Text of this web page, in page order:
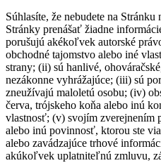
Súhlasíte, že nebudete na
Stránky prenášať žiadne
porušujú akékoľvek autorské
obchodné tajomstvo alebo iné
strany; (ii) sú hanlivé,
nezákonne vyhrážajúce; (iii) sú
zneužívajú maloletú osobu; (iv)
červa, trójskeho koňa alebo inú
vlastnosť; (v) svojím zverejnením
alebo inú povinnosť, ktorou ste
alebo zavádzajúce trhové
akúkoľvek uplatniteľnú zmluvu,